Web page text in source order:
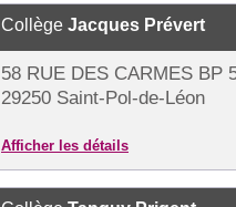
Collège Jacques Prévert
58 RUE DES CARMES BP
29250 Saint-Pol-de-Léon
Afficher les détails